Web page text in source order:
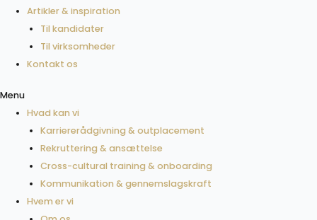
Artikler & inspiration
Til kandidater
Til virksomheder
Kontakt os
Menu
Hvad kan vi
Karriererådgivning & outplacement
Rekruttering & ansættelse
Cross-cultural training & onboarding
Kommunikation & gennemslagskraft
Hvem er vi